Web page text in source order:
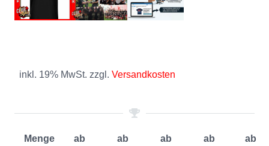
inkl. 19% MwSt. zzgl. Versandkosten
Menge
ab
ab
ab
ab
ab